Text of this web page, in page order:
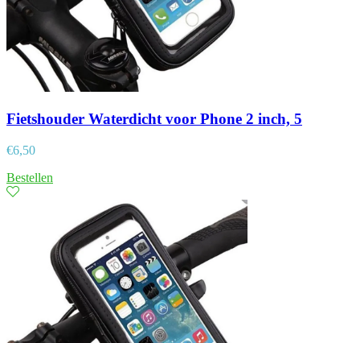
Fietshouder Waterdicht voor Phone 2 inch, 5
€6,50
Bestellen